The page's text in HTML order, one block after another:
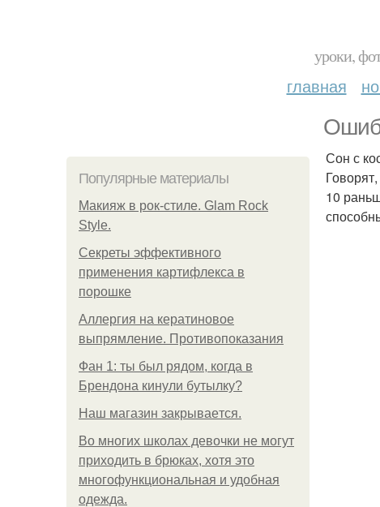
уроки,
главная
Популярные материалы
Макияж в рок-стиле. Glam Rock
Style.
Секреты эффективного
применения картифлекса в
порошке
Аллергия на кератиновое
выпрямление. Противопоказания
Фан 1: ты был рядом, когда в
Брендона кинули бутылку?
Нaш магaзин зaкрывaeтся.
Во многих школах девочки не могут
приходить в брюках, хотя это
многофункциональная и удобная
одежда.
Сон с
10